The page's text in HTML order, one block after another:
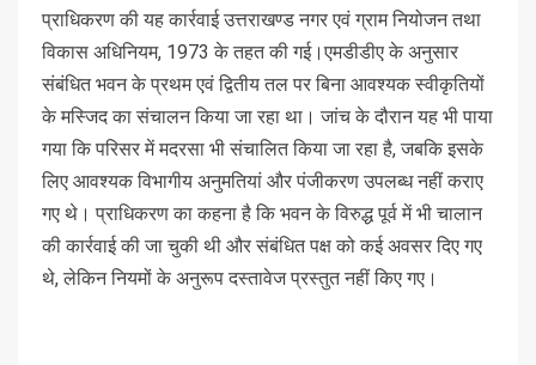
प्राधिकरण की यह कार्रवाई उत्तराखण्ड नगर एवं ग्राम नियोजन तथा
विकास अधिनियम, 1973 के तहत की गई।एमडीडीए के अनुसार
संबंधित भवन के प्रथम एवं द्वितीय तल पर बिना आवश्यक स्वीकृतियों
के मस्जिद का संचालन किया जा रहा था। जांच के दौरान यह भी पाया
गया कि परिसर में मदरसा भी संचालित किया जा रहा है, जबकि इसके
लिए आवश्यक विभागीय अनुमतियां और पंजीकरण उपलब्ध नहीं कराए
गए थे। प्राधिकरण का कहना है कि भवन के विरुद्ध पूर्व में भी चालान
की कार्रवाई की जा चुकी थी और संबंधित पक्ष को कई अवसर दिए गए
थे, लेकिन नियमों के अनुरूप दस्तावेज प्रस्तुत नहीं किए गए।